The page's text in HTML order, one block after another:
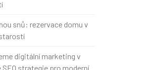
snů: rezervace domu v
digitální marketing v
strategie pro moderní